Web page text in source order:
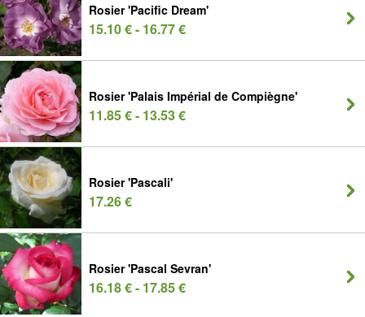
Rosier 'Pacific Dream'
15.10 € - 16.77 €
Rosier 'Palais Impérial de Compiègne'
11.85 € - 13.53 €
Rosier 'Pascali'
17.26 €
Rosier 'Pascal Sevran'
16.18 € - 17.85 €